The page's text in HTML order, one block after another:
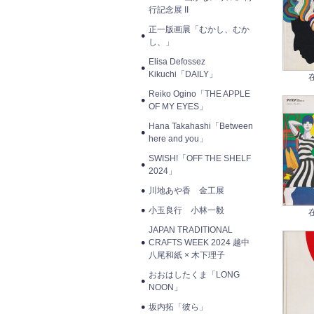
行記念展 II
正一版画展「むかし、むか
し、」
Elisa Defossez
Kikuchi「DAILY」
Reiko Ogino「THE APPLE
OF MY EYES」
Hana Takahashi「Between
here and you」
SWISH!「OFF THE SHELF
2024」
川地あや香 金工展
小玉良行 小林一毅
JAPAN TRADITIONAL
CRAFTS WEEK 2024 越中
八尾和紙 × 木下理子
おおはしたくま「LONG
NOON」
坂内拓「彼ら」